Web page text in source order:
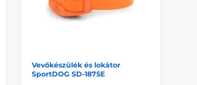
Vevőkészülék és lokátor
SportDOG SD-1875E